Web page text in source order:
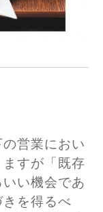
営業におい
すが「既存
い機会であ
を得るべ